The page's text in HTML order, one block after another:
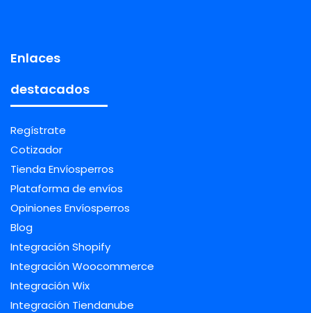
Enlaces
destacados
Regístrate
Cotizador
Tienda Envíosperros
Plataforma de envíos
Opiniones Envíosperros
Blog
Integración Shopify
Integración Woocommerce
Integración Wix
Integración Tiendanube